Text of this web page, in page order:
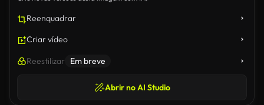
Reenquadrar
Criar vídeo
Reestilizar Em breve
Abrir no AI Studio